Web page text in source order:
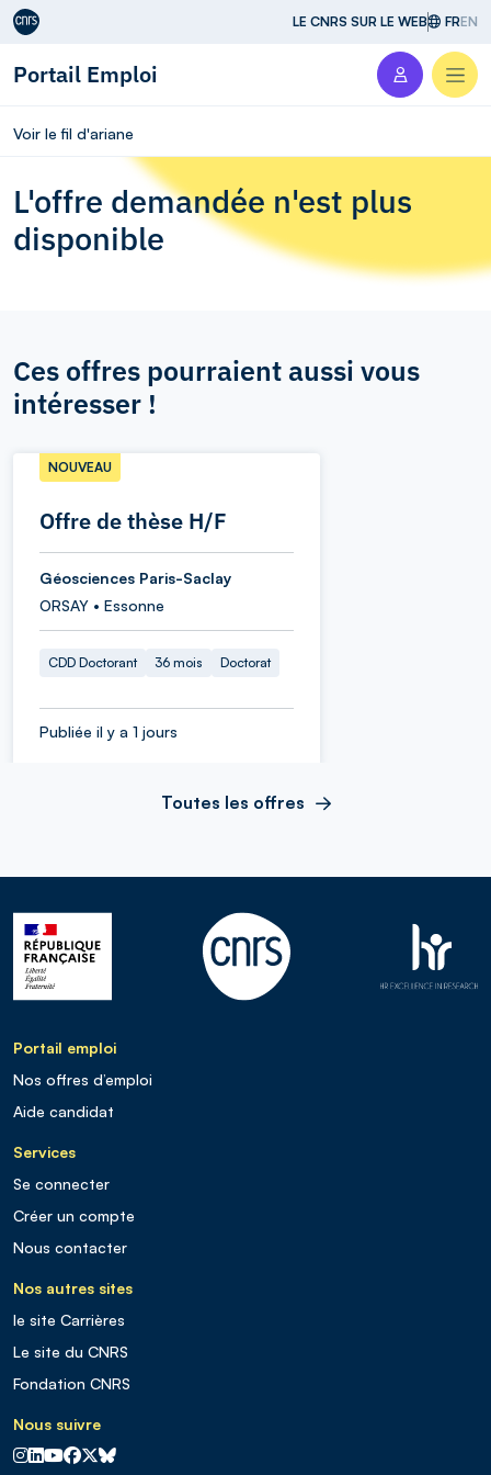
Aller au contenu LE CNRS SUR LE WEB FREN
Portail Emploi
Voir le fil d'ariane
L'offre demandée n'est plus
disponible
Ces offres pourraient aussi vous
intéresser !
Offre de thèse H/F
NOUVEAU
Géosciences Paris-Saclay
ORSAY • Essonne
CDD Doctorant 36 mois Doctorat
Publiée il y a 1 jours
Toutes les offres
Portail emploi
Nos offres d’emploi
Aide candidat
Services
Se connecter
Créer un compte
Nous contacter
Nos autres sites
le site Carrières
Le site du CNRS
Fondation CNRS
Nous suivre
CNRS sur Instagram
CNRS sur Linkedin
CNRS sur Youtube
CNRS sur Facebook
CNRS sur X
CNRS sur Blus sky